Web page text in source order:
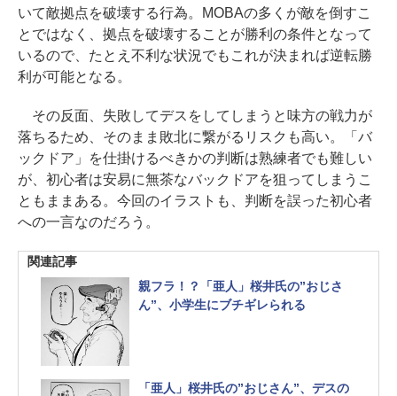
いて敵拠点を破壊する行為。MOBAの多くが敵を倒すこ
とではなく、拠点を破壊することが勝利の条件となって
いるので、たとえ不利な状況でもこれが決まれば逆転勝
利が可能となる。
その反面、失敗してデスをしてしまうと味方の戦力が
落ちるため、そのまま敗北に繋がるリスクも高い。「バ
ックドア」を仕掛けるべきかの判断は熟練者でも難しい
が、初心者は安易に無茶なバックドアを狙ってしまうこ
ともままある。今回のイラストも、判断を誤った初心者
への一言なのだろう。
関連記事
親フラ！？「亜人」桜井氏の”おじさ
ん”、小学生にブチギレられる
「亜人」桜井氏の”おじさん”、デスの